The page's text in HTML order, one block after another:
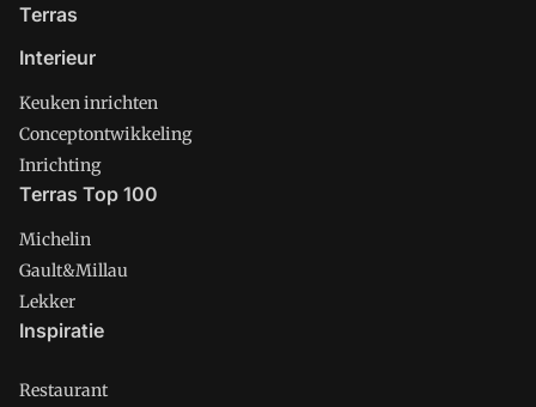
Terras
Interieur
Keuken inrichten
Conceptontwikkeling
Inrichting
Terras Top 100
Michelin
Gault&Millau
Lekker
Inspiratie
Restaurant